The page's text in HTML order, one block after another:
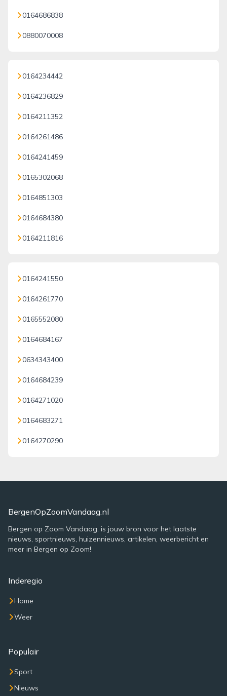
0164686838
0880070008
0164234442
0164236829
0164211352
0164261486
0164241459
0165302068
0164851303
0164684380
0164211816
0164241550
0164261770
0165552080
0164684167
0634343400
0164684239
0164271020
0164683271
0164270290
BergenOpZoomVandaag.nl
Bergen op Zoom Vandaag, is jouw bron voor het laatste
nieuws, sportnieuws, huizennieuws, artikelen, weerbericht en
meer in Bergen op Zoom!
Inderegio
Home
Weer
Populair
Sport
Nieuws